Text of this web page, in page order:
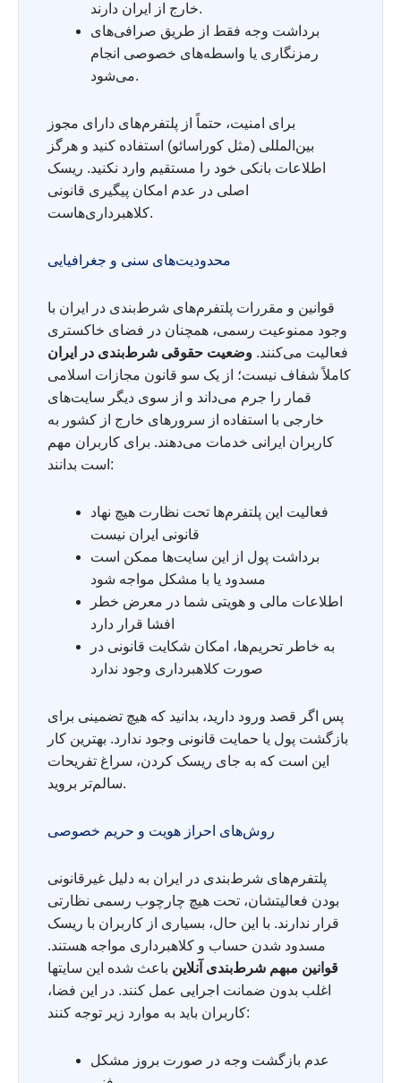
خارج از ایران دارند.
برداشت وجه فقط از طریق صرافی‌های
رمزنگاری یا واسطه‌های خصوصی انجام
می‌شود.
برای امنیت، حتماً از پلتفرم‌های دارای مجوز
بین‌المللی (مثل کوراسائو) استفاده کنید و هرگز
اطلاعات بانکی خود را مستقیم وارد نکنید. ریسک
اصلی در عدم امکان پیگیری قانونی
کلاهبرداری‌هاست.
محدودیت‌های سنی و جغرافیایی
قوانین و مقررات پلتفرم‌های شرط‌بندی در ایران با
وجود ممنوعیت رسمی، همچنان در فضای خاکستری
فعالیت می‌کنند. وضعیت حقوقی شرط‌بندی در ایران
کاملاً شفاف نیست؛ از یک سو قانون مجازات اسلامی
قمار را جرم می‌داند و از سوی دیگر سایت‌های
خارجی با استفاده از سرورهای خارج از کشور به
کاربران ایرانی خدمات می‌دهند. برای کاربران مهم
است بدانند:
فعالیت این پلتفرم‌ها تحت نظارت هیچ نهاد
قانونی ایران نیست
برداشت پول از این سایت‌ها ممکن است
مسدود یا با مشکل مواجه شود
اطلاعات مالی و هویتی شما در معرض خطر
افشا قرار دارد
به خاطر تحریم‌ها، امکان شکایت قانونی در
صورت کلاهبرداری وجود ندارد
پس اگر قصد ورود دارید، بدانید که هیچ تضمینی برای
بازگشت پول یا حمایت قانونی وجود ندارد. بهترین کار
این است که به جای ریسک کردن، سراغ تفریحات
سالم‌تر بروید.
روش‌های احراز هویت و حریم خصوصی
پلتفرم‌های شرط‌بندی در ایران به دلیل غیرقانونی
بودن فعالیتشان، تحت هیچ چارچوب رسمی نظارتی
قرار ندارند. با این حال، بسیاری از کاربران با ریسک
مسدود شدن حساب و کلاهبرداری مواجه هستند.
قوانین مبهم شرط‌بندی آنلاین باعث شده این سایتها
اغلب بدون ضمانت اجرایی عمل کنند. در این فضا،
کاربران باید به موارد زیر توجه کنند:
عدم بازگشت وجه در صورت بروز مشکل